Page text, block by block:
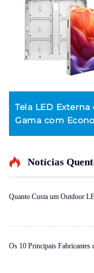
Tela LED Externa
Gama com
Energia
Notícias
Quanto Custa um Outdoor
Os 10 Principais Fabricantes